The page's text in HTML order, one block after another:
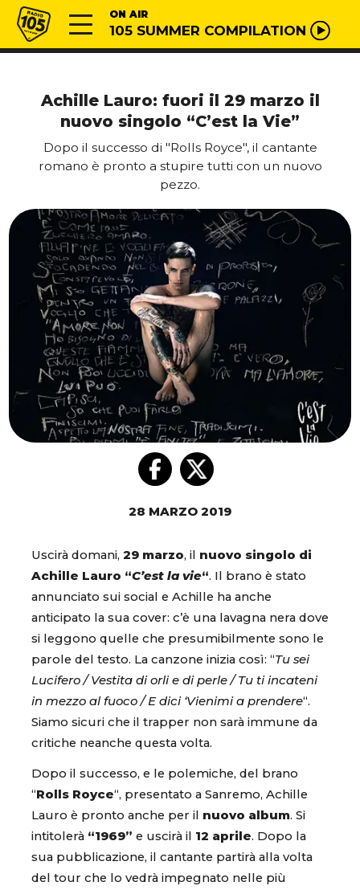
Vai al contenuto
Radio 105 ON AIR
105 SUMMER COMPILATION
Achille Lauro: fuori il 29 marzo il
nuovo singolo “C’est la Vie”
Dopo il successo di "Rolls Royce", il cantante
romano è pronto a stupire tutti con un nuovo
pezzo.
28 MARZO 2019
Uscirà domani, 29 marzo, il nuovo singolo di
Achille Lauro “C’est la vie“. Il brano è stato
annunciato sui social e Achille ha anche
anticipato la sua cover: c’è una lavagna nera dove
si leggono quelle che presumibilmente sono le
parole del testo. La canzone inizia così: “Tu sei
Lucifero / Vestita di orli e di perle / Tu ti incateni
in mezzo al fuoco / E dici ‘Vienimi a prendere“.
Siamo sicuri che il trapper non sarà immune da
critiche neanche questa volta.
Dopo il successo, e le polemiche, del brano
“Rolls Royce“, presentato a Sanremo, Achille
Lauro è pronto anche per il nuovo album. Si
intitolerà “1969” e uscirà il 12 aprile. Dopo la
sua pubblicazione, il cantante partirà alla volta
del tour che lo vedrà impegnato nelle più